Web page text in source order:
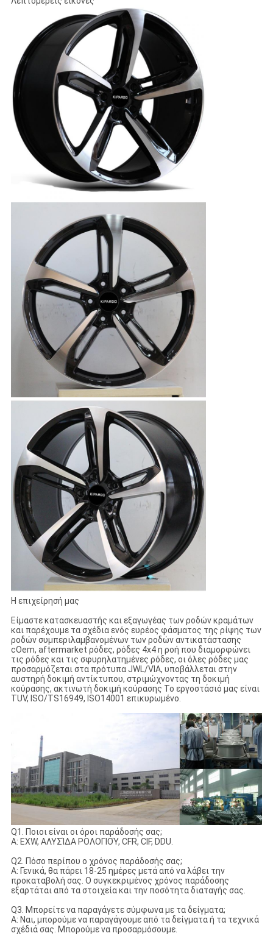
Η επιχείρησή μας
Είμαστε κατασκευαστής και εξαγωγέας των ροδών κραμάτων
και παρέχουμε τα σχέδια ενός ευρέος φάσματος της ρίψης των
ροδών συμπεριλαμβανομένων των ροδών αντικατάστασης
cOem, aftermarket ρόδες, ρόδες 4x4 η ροή που διαμορφώνει
τις ρόδες και τις σφυρηλατημένες ρόδες, οι όλες ρόδες μας
προσαρμόζεται στα πρότυπα JWL/VIA, υποβάλλεται στην
αυστηρή δοκιμή αντίκτυπου, στριμώχνοντας τη δοκιμή
κούρασης, ακτινωτή δοκιμή κούρασης Το εργοστάσιό μας είναι
TUV, ISO/TS16949, ISO14001 επικυρωμένο.
Q1. Ποιοι είναι οι όροι παράδοσής σας;
Α: EXW, ΑΛΥΣΊΔΑ ΡΟΛΟΓΙΟΎ, CFR, CIF, DDU.
Q2. Πόσο περίπου ο χρόνος παράδοσής σας;
Α: Γενικά, θα πάρει 18-25 ημέρες μετά από να λάβει την
προκαταβολή σας. Ο συγκεκριμένος χρόνος παράδοσης
εξαρτάται από τα στοιχεία και την ποσότητα διαταγής σας.
Q3. Μπορείτε να παραγάγετε σύμφωνα με τα δείγματα;
Α: Ναι, μπορούμε να παραγάγουμε από τα δείγματα ή τα τεχνικά
σχέδιά σας. Μπορούμε να προσαρμόσουμε.